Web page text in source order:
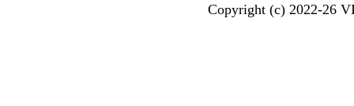
Copyright (c) 2022-26